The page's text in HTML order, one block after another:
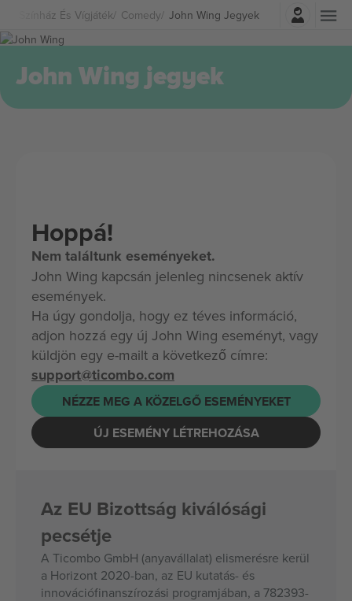
Színház És Vígjáték Comedy John Wing Jegyek
Belépés
John Wing jegyek
Hoppá!
Nem találtunk eseményeket.
John Wing kapcsán jelenleg nincsenek aktív
események.
Ha úgy gondolja, hogy ez téves információ,
adjon hozzá egy új John Wing eseményt, vagy
küldjön egy e-mailt a következő címre:
support@ticombo.com
NÉZZE MEG A KÖZELGŐ ESEMÉNYEKET
ÚJ ESEMÉNY LÉTREHOZÁSA
Az EU Bizottság kiválósági
pecsétje
A Ticombo GmbH (anyavállalat) elismerésre kerül
a Horizont 2020-ban, az EU kutatás- és
innovációfinanszírozási programjában, a 782393-